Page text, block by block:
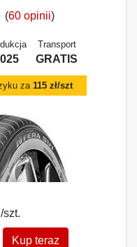
(60 opinii)
Transport
GRATIS
za 115 zł/szt
/szt.
Kup teraz